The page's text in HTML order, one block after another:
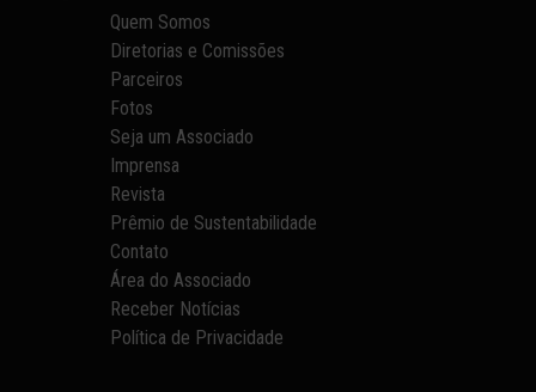
Quem Somos
Diretorias e Comissões
Parceiros
Fotos
Seja um Associado
Imprensa
Revista
Prêmio de Sustentabilidade
Contato
Área do Associado
Receber Notícias
Política de Privacidade